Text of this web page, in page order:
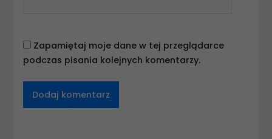
Zapamiętaj moje dane w tej przeglądarce
podczas pisania kolejnych komentarzy.